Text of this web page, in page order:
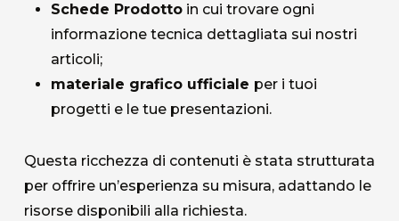
Schede Prodottoin cui trovare ogni
informazione tecnica dettagliata sui nostri
articoli;
materiale grafico ufficiale per i tuoi
progetti e le tue presentazioni.
Questa ricchezza di contenuti è stata strutturata
per offrire un’esperienza su misura, adattando le
risorse disponibili alla richiesta.